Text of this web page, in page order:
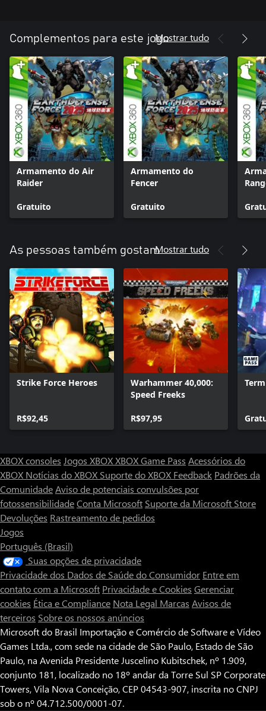
Complementos para este jogoMostrar tudo
Armamento do Air
Raider
Gratuito
Armamento do
Fencer
Gratuito
As pessoas também gostamMostrar tudo
Strike Force Heroes
R$92,45
Warhammer 40,000:
Speed Freeks
R$97,95
XBOX consoles Jogos XBOXXBOX Game Pass Acessórios do
XBOX Notícias do XBOX Suporte do XBOX Feedback Padrões da
ComunidadeAviso de potenciais convulsões por
fotossensibilidadeConta Microsoft Suporte da Microsoft Store
Devoluções Rastreamento de pedidos
Jogos
Português (Brasil)
Suas opções de privacidade
Privacidade dos Dados de Saúde do Consumidor Entre em
contato com a Microsoft Privacidade e Cookies Gerenciar
cookies Ética e Compliance Nota Legal Marcas Avisos de
terceiros Sobre os nossos anúncios
Microsoft do Brasil Importação e Comércio de Software e Vídeo
Games Ltda., com sede na cidade de São Paulo, Estado de São
Paulo, na Avenida Presidente Juscelino Kubitschek, nº 1.909,
conjunto 181, localizado no 18º andar da Torre Sul SP Corporate
Towers, Vila Nova Conceição, CEP 04543-907, inscrita no CNPJ
sob o nº 04.712.500/0001-07.